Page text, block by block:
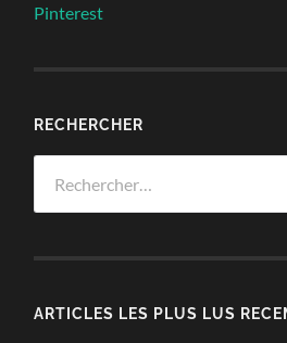
Pinterest
RECHERCHER
ARTICLES LES PLUS LUS